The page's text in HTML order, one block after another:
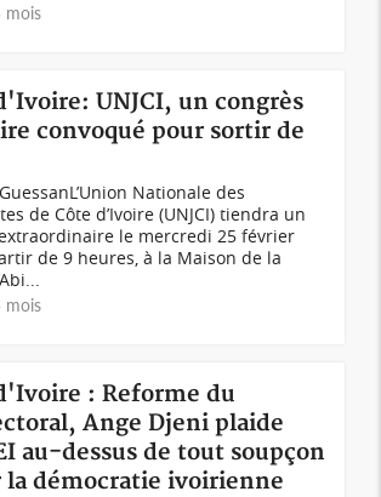
mois
UNJCI, un congrès
convoqué pour sortir de
Nationale des
de Côte d’Ivoire (UNJCI) tiendra un
le mercredi 25 février
de 9 heures, à la Maison de la
mois
: Reforme du
Ange Djeni plaide
au-dessus de tout soupçon
la démocratie ivoirienne